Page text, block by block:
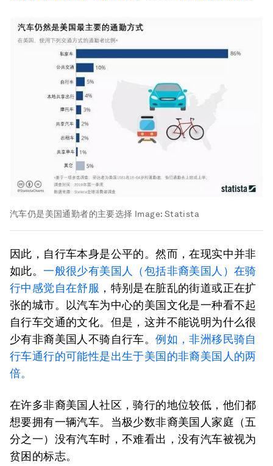
汽车仍是美国通勤者的主要选择 Image: Statista
因此，自行车本身是公平的。然而，在现实中并非
如此。一般很少有美国人（包括非裔美国人）在骑
行中感觉自在舒服 ，特别是在脏乱的街道或正在扩
张的城市。以汽车为中心的美国文化是一种看不起
自行车交通的文化。但是，这并不能说明为什么很
少有非裔美国人不骑自行车。例如，非洲移民骑自
行车通行的可能性是出生于美国的非裔美国人的两
倍。
在许多非裔美国人社区，骑行的地位较低，他们都
想要拥有一辆汽车。当极少数非裔美国人家庭（五
分之一）没有汽车时，不难看出，没有汽车被视为
贫困的标志。